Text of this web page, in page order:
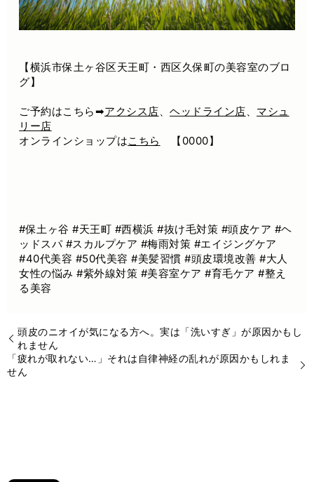
【横浜市保土ヶ谷区天王町・西区久保町の美容室のブロ
グ】
ご予約はこちら➡アクシス店 、ヘッドライン店
マシュ
リー店
オンラインショップはこちら 【0000】
#保土ヶ谷 #天王町 #西横浜 #抜け毛対策 #頭皮ケア #ヘ
ッドスパ #スカルプケア #梅雨対策 #エイジングケア
#40代美容 #50代美容 #美髪習慣 #頭皮環境改善 #大人
女性の悩み #紫外線対策 #美容室ケア #育毛ケア #整え
る美容
頭皮のニオイが気になる方へ。実は「洗いすぎ」が原因かもし
れません
「疲れが取れない…」それは自律神経の乱れが原因かもしれま
せん